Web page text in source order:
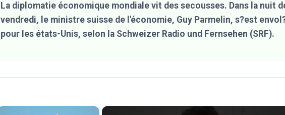
La diplomatie économique mondiale vit des secousses. Dans la nuit
vendredi, le ministre suisse de l'économie, Guy Parmelin, s?est
pour les états-Unis, selon la Schweizer Radio und Fernsehen (SRF).
×